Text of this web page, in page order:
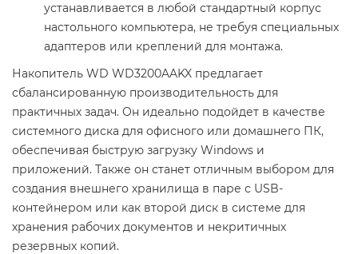
устанавливается в любой стандартный корпус
настольного компьютера, не требуя специальных
адаптеров или креплений для монтажа.
Накопитель WD WD3200AAKX предлагает
сбалансированную производительность для
практичных задач. Он идеально подойдет в качестве
системного диска для офисного или домашнего ПК,
обеспечивая быструю загрузку Windows и
приложений. Также он станет отличным выбором для
создания внешнего хранилища в паре с USB-
контейнером или как второй диск в системе для
хранения рабочих документов и некритичных
резервных копий.